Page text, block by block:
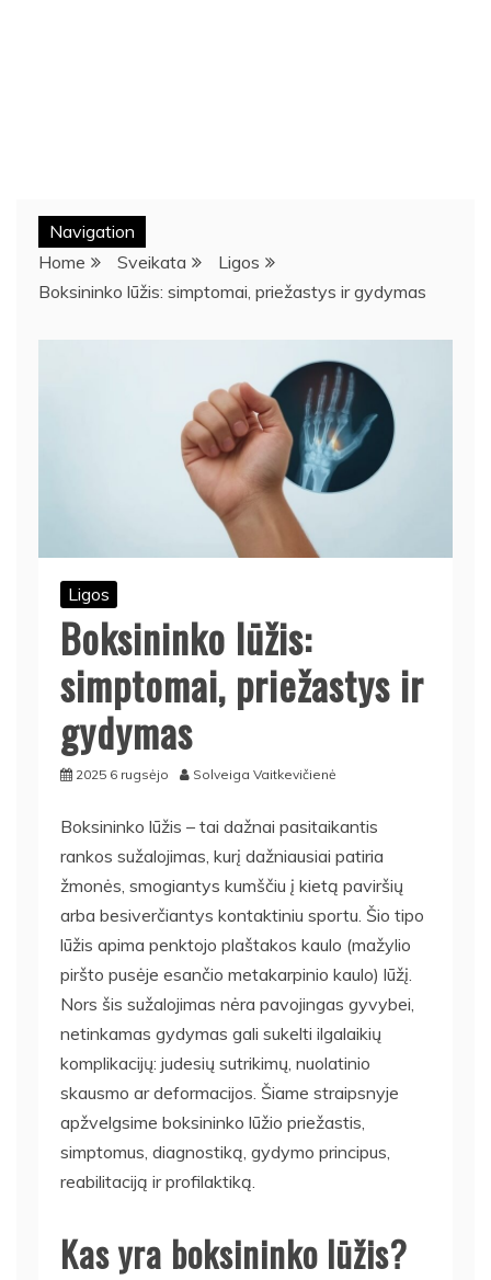
Navigation
Home
Sveikata
Ligos
Boksininko lūžis: simptomai, priežastys ir gydymas
Ligos
Boksininko lūžis:
simptomai, priežastys ir
gydymas
2025 6 rugsėjo Solveiga Vaitkevičienė
Boksininko lūžis – tai dažnai pasitaikantis
rankos sužalojimas, kurį dažniausiai patiria
žmonės, smogiantys kumščiu į kietą paviršių
arba besiverčiantys kontaktiniu sportu. Šio tipo
lūžis apima penktojo plaštakos kaulo (mažylio
piršto pusėje esančio metakarpinio kaulo) lūžį.
Nors šis sužalojimas nėra pavojingas gyvybei,
netinkamas gydymas gali sukelti ilgalaikių
komplikacijų: judesių sutrikimų, nuolatinio
skausmo ar deformacijos. Šiame straipsnyje
apžvelgsime boksininko lūžio priežastis,
simptomus, diagnostiką, gydymo principus,
reabilitaciją ir profilaktiką.
Kas yra boksininko lūžis?